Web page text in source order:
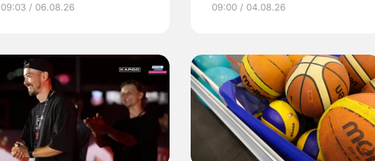
09:03 / 06.08.26 09:00 / 04.08.26